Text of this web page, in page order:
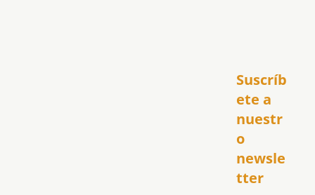
Suscríb
ete a
nuestr
o
newsle
tter